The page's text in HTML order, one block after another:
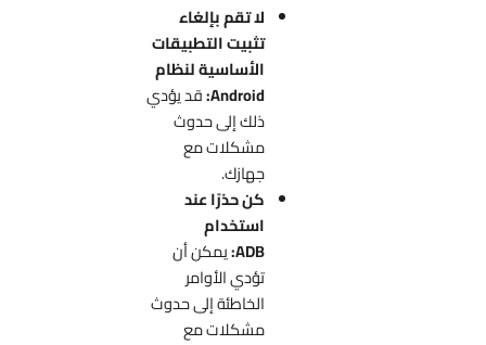
لا تقم بإلغاء
تثبيت التطبيقات
الأساسية لنظام
Android:قد يؤدي
ذلك إلى حدوث
مشكلات مع
كن حذرًا عند
استخدام
يمكن أن
تؤدي الأوامر
الخاطئة إلى حدوث
مشكلات مع